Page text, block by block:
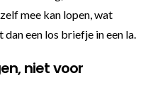
mee kan lopen, wat
een los briefje in een la.
niet voor